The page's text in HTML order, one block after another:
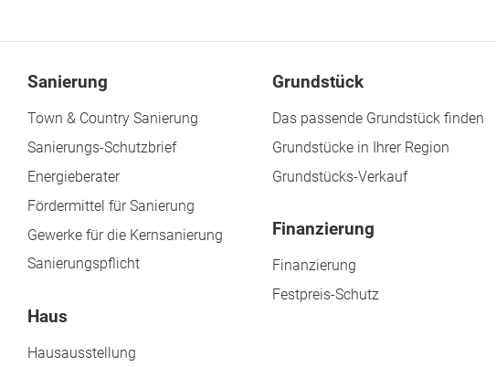
Sanierung
Town & Country Sanierung
Sanierungs-Schutzbrief
Energieberater
Fördermittel für Sanierung
Gewerke für die Kernsanierung
Sanierungspflicht
Haus
Hausausstellung
Grundstück
Das passende Grundstück finden
Grundstücke in Ihrer Region
Grundstücks-Verkauf
Finanzierung
Finanzierung
Festpreis-Schutz